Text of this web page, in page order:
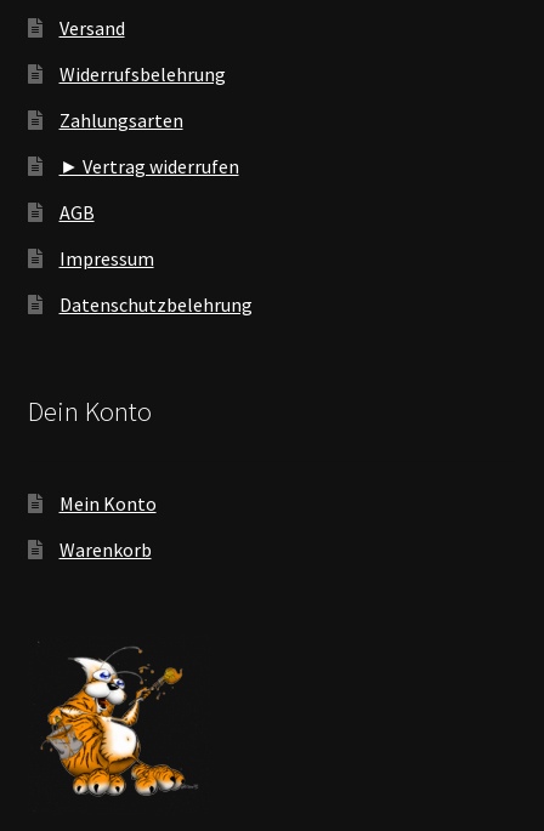
Versand
Widerrufsbelehrung
Zahlungsarten
► Vertrag widerrufen
AGB
Impressum
Datenschutzbelehrung
Dein Konto
Mein Konto
Warenkorb